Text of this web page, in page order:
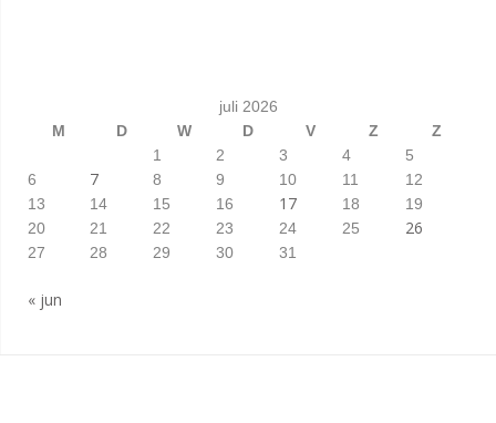
juli 2026
M
D W D V Z
Z
1
2 3 4
5
6
7 8 9 10 11
12
13
14 15 16 17 18
19
20
21 22 23 24 25 26
27 28 29 30 31
« jun